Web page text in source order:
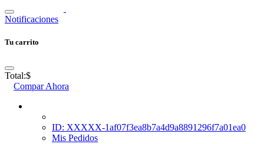
Notificaciones
Tu carrito
Total:$
Compar Ahora
ID: XXXXX-1af07f3ea8b7a4d9a8891296f7a01ea0
Mis Pedidos